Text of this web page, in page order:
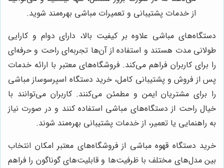
از خدمات پشتیبانی و تعمیرات مباشی بهره‌مند شوید.
دستگاه‌های مباشی علاوه بر کیفیت بالا، دارای دوام و کارایی
طولانی مدت هستند و استفاده از آن‌ها تجربه‌ای راحت و حرفه‌ای
را برای کاربران فراهم می‌کند. فروشگاه‌های معتبر با ارائه خدمات
پس از فروش و پشتیبانی کامل، خرید دستگاه اسپرسوساز مباشی
را برای مشتریان ایمن و مطمئن می‌کنند. کاربران می‌توانند با
خیال راحت از دستگاه‌های مباشی استفاده کنند و در صورت نیاز
به راهنمایی یا تعمیر، از خدمات پشتیبانی بهره‌مند شوند.
خرید دستگاه قهوه مباشی از فروشگاه‌های معتبر امکان انتخاب
بین مدل‌های مختلف با ظرفیت‌ها و قابلیت‌های گوناگون را فراهم